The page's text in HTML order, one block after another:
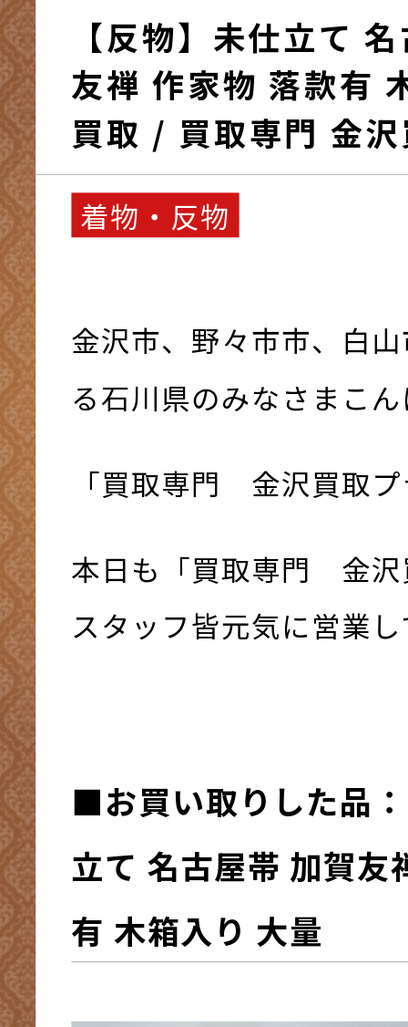
【反物】未仕立て
友禅 作家物 落款有
買取 / 買取専門 金
着物・反物
金沢市、野々市市、白
る石川県のみなさまこ
「買取専門 金沢買取
本日も「買取専門 金沢
スタッフ皆元気に営業
■お買い取りした品
立て 名古屋帯 加賀友
有 木箱入り 大量